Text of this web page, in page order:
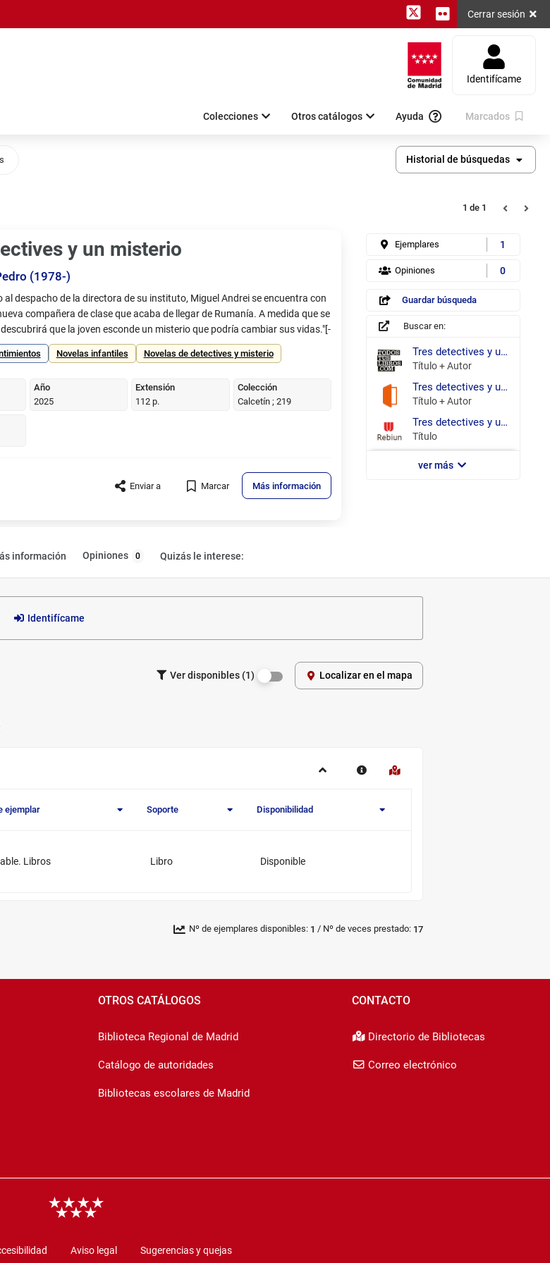
twitterflickrCerrar sesión
Identifícame
Colecciones Otros catálogos Ayuda Marcados
Historial de búsquedas
Registro
1 de 1 Registros
y un misterio
(1978-)
al despacho de la directora de su instituto, Miguel Andrei se encuentra con
compañera de clase que acaba de llegar de Rumanía. A medida que se
que la joven esconde un misterio que podría cambiar sus vidas."[-
Novelas infantiles Novelas de detectives y misterio
Año
2025
Extensión
112 p.
Colección
Calcetín ; 219
Enviar a Marcar Más información
Ejemplares 1
Opiniones 0
Ebsco /
búsqueda
Guardar búsqueda
Buscar en:
todostuslibros.com Tres detectives y un misterio / Ruiz García, Pedro (
Título + Autor
eBiblio
Tres detectives y un misterio / Ruiz García, Pedro (
Título + Autor
REBIUN Tres detectives y un misterio /
Título
ver más
información Opiniones 0 Quizás le interese:
Identifícame
ejemplares
Ver disponibles (1) Localizar en el mapa
ejemplar Soporte
Disponibilidad
Libros Libro Disponible
Nº de ejemplares disponibles: 1 / Nº de veces prestado: 17
OTROS CATÁLOGOS
Biblioteca Regional de Madrid
Catálogo de autoridades
Bibliotecas escolares de Madrid
CONTACTO
Directorio de Bibliotecas
Correo electrónico
Aviso legal Sugerencias y quejas